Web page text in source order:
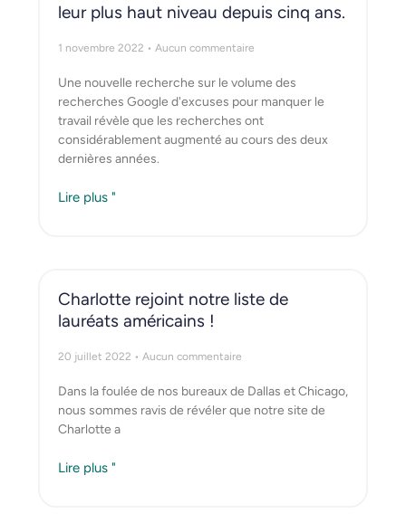
leur plus haut niveau depuis cinq ans.
1 novembre 2022 Aucun commentaire
Une nouvelle recherche sur le volume des
recherches Google d'excuses pour manquer le
travail révèle que les recherches ont
considérablement augmenté au cours des deux
dernières années.
Lire plus "
Charlotte rejoint notre liste de
lauréats américains !
20 juillet 2022 Aucun commentaire
Dans la foulée de nos bureaux de Dallas et Chicago,
nous sommes ravis de révéler que notre site de
Charlotte a
Lire plus "